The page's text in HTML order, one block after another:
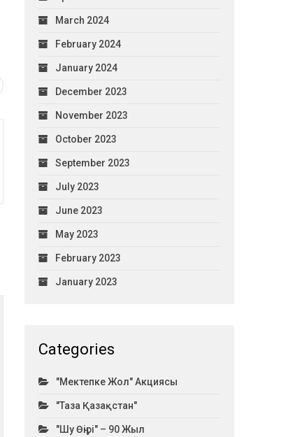
March 2024
February 2024
January 2024
December 2023
November 2023
October 2023
September 2023
July 2023
June 2023
May 2023
February 2023
January 2023
Categories
"Мектепке Жол" Акциясы
"Таза Қазақстан"
"Шу Өңірі" – 90 Жыл